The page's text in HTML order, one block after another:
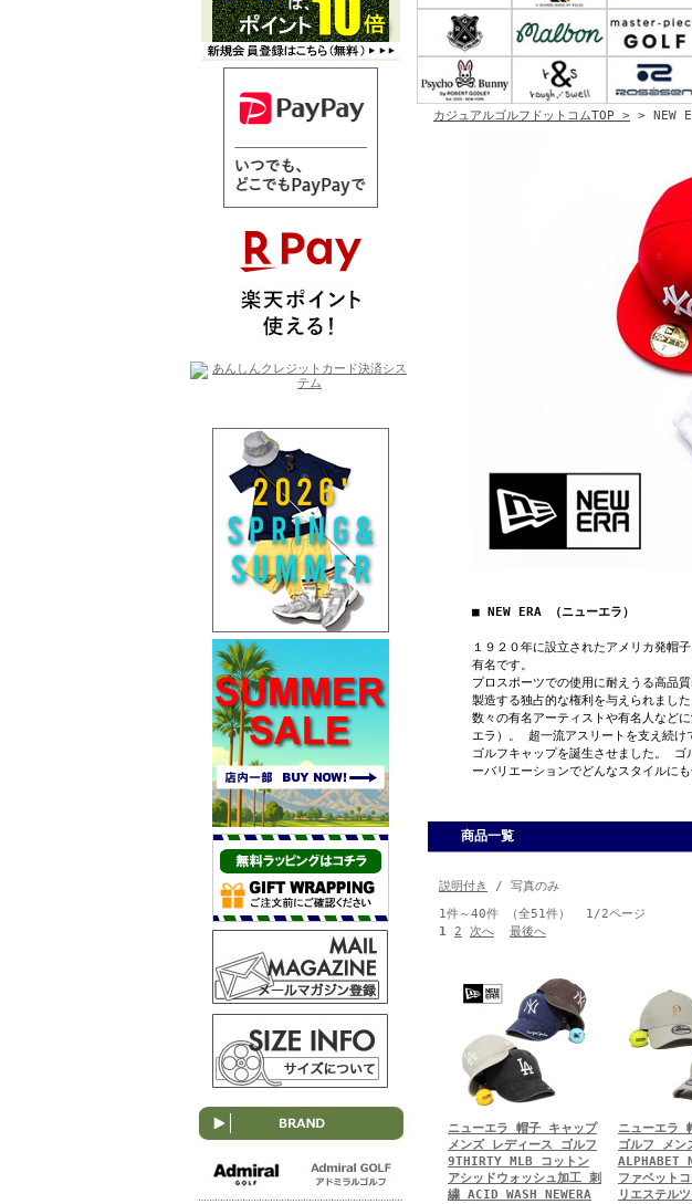
カジュアルゴルフドットコムTOP > > NEW
■ NEW ERA （ニューエラ）
１９２０年に設立されたアメリカ発帽
有名です。
プロスポーツでの使用に耐えうる高品
製造する独占的な権利を与えられまし
数々の有名アーティストや有名人など
エラ）。 超一流アスリートを支え続け
ゴルフキャップを誕生させました。 ゴ
ーバリエーションでどんなスタイルに
商品一覧
説明付き
/ 写真のみ
1件～40件 （全51件） 1/2ページ
1
2 次へ 最後へ
ニューエラ 帽子 キャップ
メンズ レディース ゴルフ
9THIRTY MLB コットン
アシッドウォッシュ加工 刺
繍 ACID WASH NEWERA
ニューエラ
ゴルフ メン
ALPHABET
ファベット
リエステル